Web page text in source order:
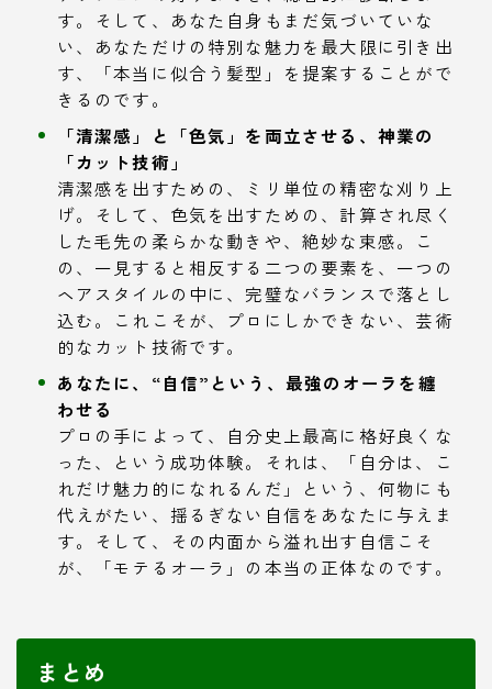
す。そして、あなた自身もまだ気づいていな
い、あなただけの特別な魅力を最大限に引き出
す、「本当に似合う髪型」を提案することがで
きるのです。
「清潔感」と「色気」を両立させる、神業の
「カット技術」
清潔感を出すための、ミリ単位の精密な刈り上
げ。そして、色気を出すための、計算され尽く
した毛先の柔らかな動きや、絶妙な束感。こ
の、一見すると相反する二つの要素を、一つの
ヘアスタイルの中に、完璧なバランスで落とし
込む。これこそが、プロにしかできない、芸術
的なカット技術です。
あなたに、“自信”という、最強のオーラを纏
わせる
プロの手によって、自分史上最高に格好良くな
った、という成功体験。それは、「自分は、こ
れだけ魅力的になれるんだ」という、何物にも
代えがたい、揺るぎない自信をあなたに与えま
す。そして、その内面から溢れ出す自信こそ
が、「モテるオーラ」の本当の正体なのです。
まとめ